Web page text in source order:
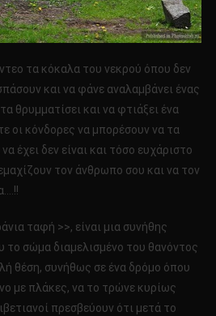
τα κόκαλα του νεκρού όπου δεν
και να φάνε αναλαμβάνει ένας
θρυμματίσει και να φτιάξει ένα
οι κόνδορες να μπορέσουν να τα
έχει δεν είναι και τόσο ευχάριστο
τον άνθρωπο σου και να τον
ταφή >>, είναι μια συνήθης
το σώμα διαμελισμένο του θανόντος
θέση, συνήθως σε ένα δρόμο όπου
με πλάκες, να το τρώνε κυρίως
πρεσβεύουν ότι μετά το